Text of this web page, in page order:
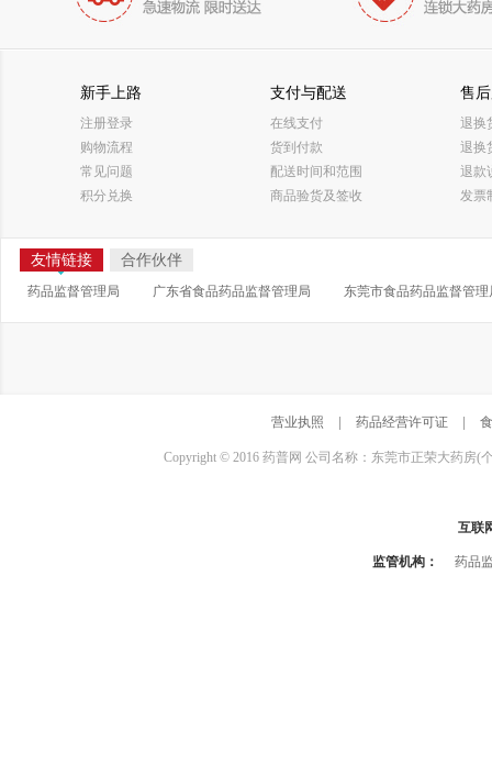
新手上路
注册登录
购物流程
常见问题
积分兑换
支付与配送
在线支付
货到付款
配送时间和范围
商品验货及签收
售
退换
退换
退款
发票
友情链接 合作伙伴
药品监督管理局 广东省食品药品监督管理局 东莞市食品药品监督管理
营业执照 药品经营许可证
Copyright © 2016 药普网 公司名称：东莞市正荣大药房(
互联
监管机构： 药品